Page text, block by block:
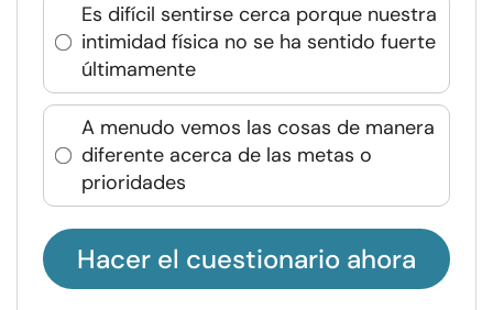
Es difícil sentirse cerca porque nuestra
intimidad física no se ha sentido fuerte
últimamente
A menudo vemos las cosas de manera
diferente acerca de las metas o
prioridades
Hacer el cuestionario ahora